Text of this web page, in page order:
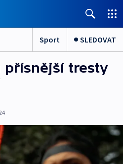
Sport SLEDOVAT
přísnější tresty